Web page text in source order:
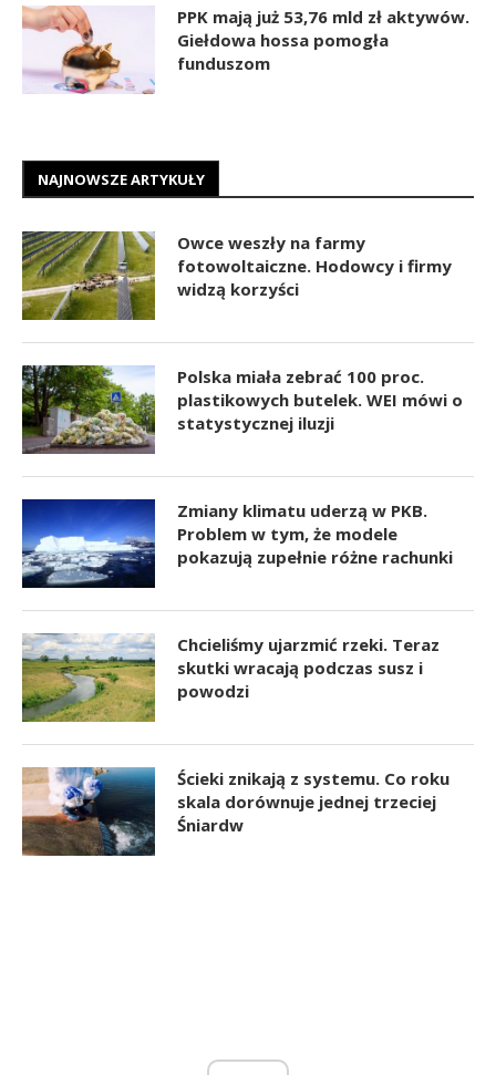
PPK mają już 53,76 mld zł aktywów.
Giełdowa hossa pomogła
funduszom
NAJNOWSZE ARTYKUŁY
Owce weszły na farmy
fotowoltaiczne. Hodowcy i firmy
widzą korzyści
Polska miała zebrać 100 proc.
plastikowych butelek. WEI mówi o
statystycznej iluzji
Zmiany klimatu uderzą w PKB.
Problem w tym, że modele
pokazują zupełnie różne rachunki
Chcieliśmy ujarzmić rzeki. Teraz
skutki wracają podczas susz i
powodzi
Ścieki znikają z systemu. Co roku
skala dorównuje jednej trzeciej
Śniardw